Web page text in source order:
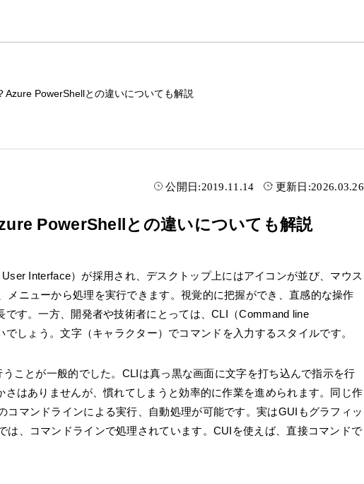
Azure PowerShellとの違いについても解説
公開日:2019.11.14 更新日:2026.03.26
PowerShellとの違いについても解説
Interface）が採用され、デスクトップ上にはアイコンが並び、マウス
メニューから処理を実行できます。視覚的に把握ができ、直感的な操作
です。一方、開発者や技術者にとっては、CLI（Command line
しょう。文字（キャラクター）でコマンドを入力するスタイルです。
ことが一般的でした。CLIは真っ黒な画面に文字を打ち込んで指示を行
さはありませんが、慣れてしまうと効率的に作業を進められます。同じ作
コマンドラインによる実行、自動処理が可能です。実はGUIもグラフィッ
は、コマンドラインで処理されています。CUIを使えば、直接コマンドで